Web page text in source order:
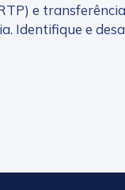
e
Identifique e